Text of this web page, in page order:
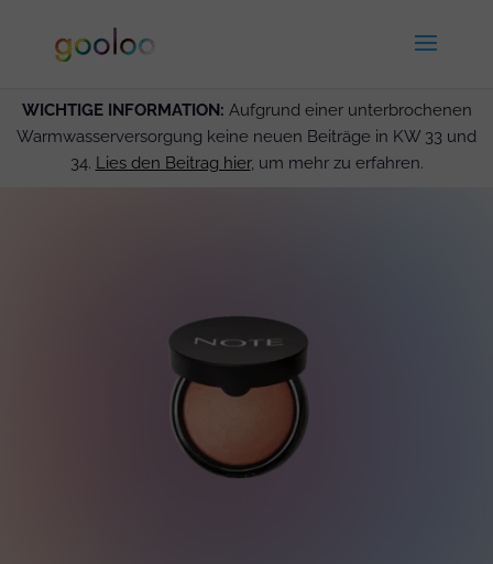
WICHTIGE INFORMATION: Aufgrund einer unterbrochenen
Warmwasserversorgung keine neuen Beiträge in KW 33 und
34. Lies den Beitrag hier, um mehr zu erfahren.